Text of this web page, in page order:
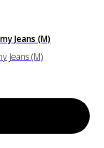
Jeans (M)
Jeans (M)